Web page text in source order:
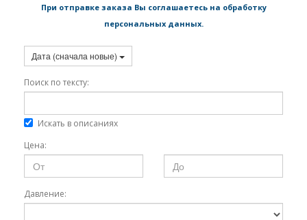
При отправке заказа Вы соглашаетесь на обработку
персональных данных.
Дата (сначала новые)
Поиск по тексту:
Искать в описаниях
Цена:
Давление: